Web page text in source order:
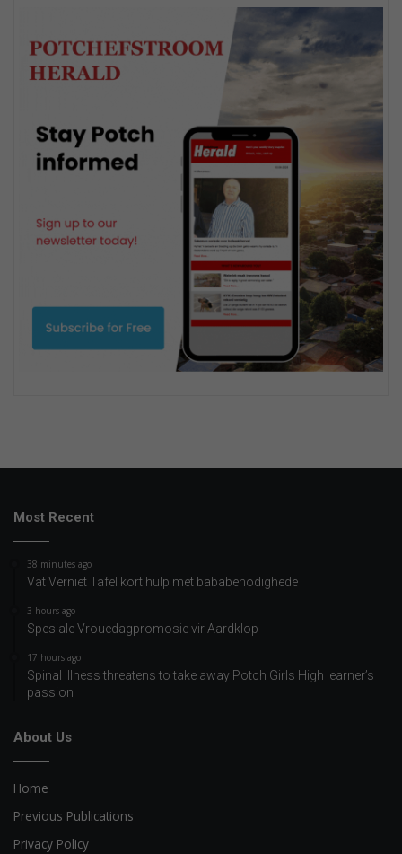
Most Recent
38 minutes ago
Vat Verniet Tafel kort hulp met bababenodighede
3 hours ago
Spesiale Vrouedagpromosie vir Aardklop
17 hours ago
Spinal illness threatens to take away Potch Girls High learner’s
passion
About Us
Home
Previous Publications
Privacy Policy